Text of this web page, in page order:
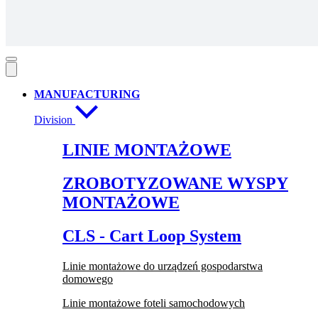
MANUFACTURING
Division
LINIE MONTAŻOWE
ZROBOTYZOWANE WYSPY
MONTAŻOWE
CLS - Cart Loop System
Linie montażowe do urządzeń gospodarstwa
domowego
Linie montażowe foteli samochodowych